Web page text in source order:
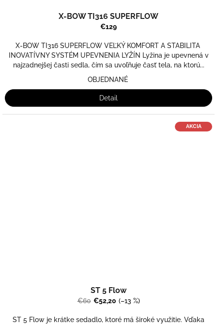
X-BOW TI316 SUPERFLOW
€129
X-BOW TI316 SUPERFLOW VEĽKÝ KOMFORT A STABILITA
INOVATÍVNY SYSTÉM UPEVNENIA LYŽÍN Lyžina je upevnená v
najzadnejšej časti sedla, čím sa uvoľňuje časť tela, na ktorú...
OBJEDNANÉ
Detail
AKCIA
ST 5 Flow
€60 €52,20 (–13 %)
ST 5 Flow je krátke sedadlo, ktoré má široké využitie. Vďaka